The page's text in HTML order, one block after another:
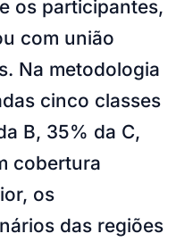
os participantes,
com união
Na metodologia
cinco classes
B, 35% da C,
cobertura
os
das regiões